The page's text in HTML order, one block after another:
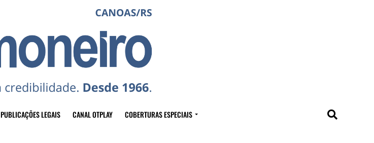
PUBLICAÇÕES LEGAIS CANAL OTPLAY COBERTURAS ESPECIAIS